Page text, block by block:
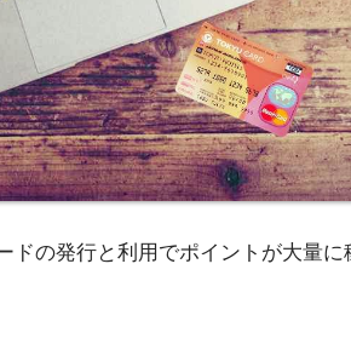
ドの発行と利用でポイントが大量